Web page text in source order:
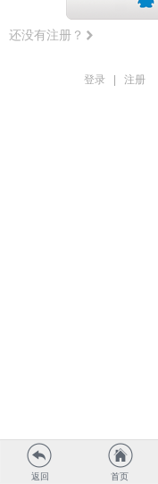
还没有注册？
登录 注册
返回 首页